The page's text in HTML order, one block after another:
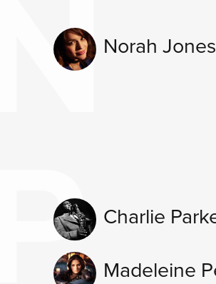
Norah Jones
Charlie
Madeleine